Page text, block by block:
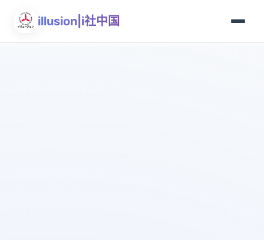
illusion|i社中国